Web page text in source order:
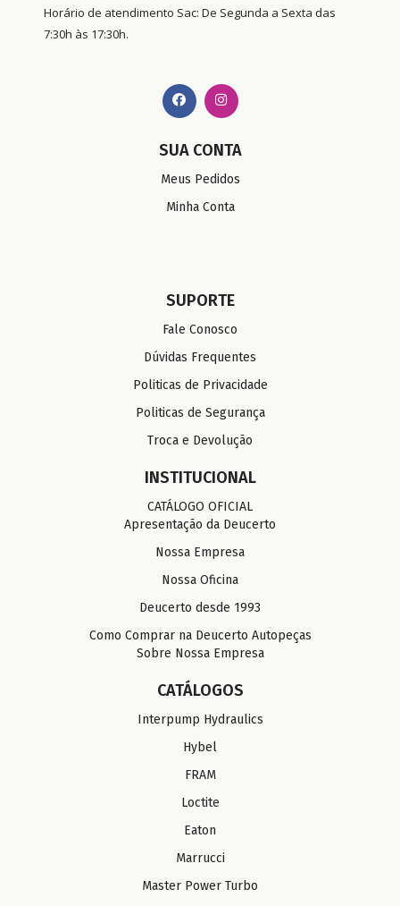
Horário de atendimento Sac: De Segunda a Sexta das
7:30h às 17:30h.
SUA CONTA
Meus Pedidos
Minha Conta
SUPORTE
Fale Conosco
Dúvidas Frequentes
Politicas de Privacidade
Politicas de Segurança
Troca e Devolução
INSTITUCIONAL
CATÁLOGO OFICIAL
Apresentação da Deucerto
Nossa Empresa
Nossa Oficina
Deucerto desde 1993
Como Comprar na Deucerto Autopeças
Sobre Nossa Empresa
CATÁLOGOS
Interpump Hydraulics
Hybel
FRAM
Loctite
Eaton
Marrucci
Master Power Turbo